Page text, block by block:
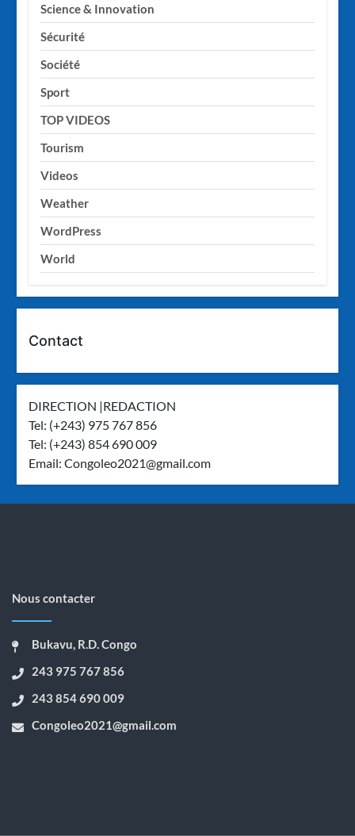
Science & Innovation
Sécurité
Société
Sport
TOP VIDEOS
Tourism
Videos
Weather
WordPress
World
Contact
DIRECTION |REDACTION
Tel: (+243) 975 767 856
Tel: (+243) 854 690 009
Email:Congoleo2021@gmail.com
Nous contacter
Bukavu, R.D. Congo
243 975 767 856
243 854 690 009
Congoleo2021@gmail.com